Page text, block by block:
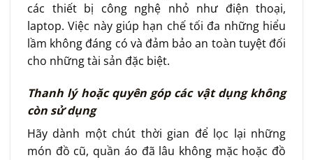
các thiết bị công nghệ nhỏ như điện thoại,
laptop. Việc này giúp hạn chế tối đa những hiểu
lầm không đáng có và đảm bảo an toàn tuyệt đối
cho những tài sản đặc biệt.
Thanh lý hoặc quyên góp các vật dụng không
còn sử dụng
Hãy dành một chút thời gian để lọc lại những
món đồ cũ, quần áo đã lâu không mặc hoặc đồ